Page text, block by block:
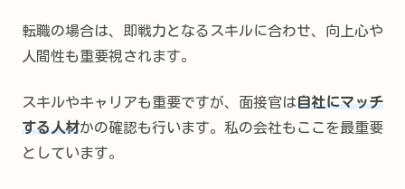
転職の場合は、即戦力となるスキルに合わせ、向上心や
人間性も重要視されます。
スキルやキャリアも重要ですが、面接官は自社にマッチ
する人材かの確認も行います。私の会社もここを最重要
としています。